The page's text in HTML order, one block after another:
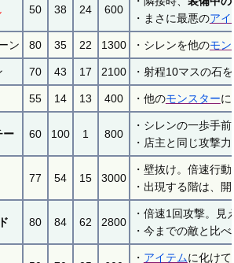
50 38 24 600
・まさに最悪のアイ
ン 80 35 22 1300 ・シレンを他のモン
70 43 17 2100 ・射程10マスの石
55 14 13 400 ・他のモンスター
ー 60 100 1 800
・シレンの一歩手
・店主と同じ攻撃
77 54 15 3000
・壁抜け。倍速行
・出現する階は、
80 84 62 2800
・倍速1回攻撃。見
・今までの敵と比
・ アイテムに化け